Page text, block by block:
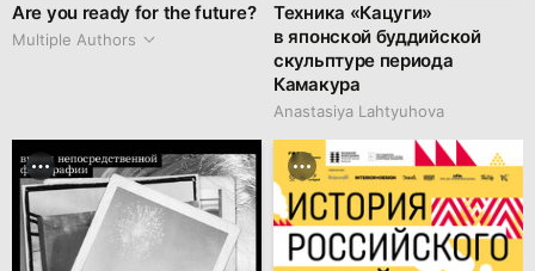
Are you ready for the future?
Multiple Authors
Техника «Кацуги»
в японской буддийской
скульптуре периода
Камакура
Anastasiya Lahtyuhova